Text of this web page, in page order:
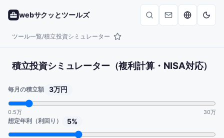
webサクッとツールズ
ツール一覧/積立投資シミュレーター
積立投資シミュレーター（複利計算・NISA対応）
毎月の積立額 3万円
0.5万 30万
想定年利（利回り） 5%